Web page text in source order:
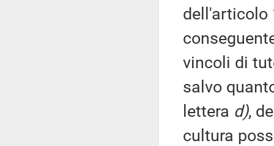
dell'articolo
vincoli di
salvo
lettera d),
cultura